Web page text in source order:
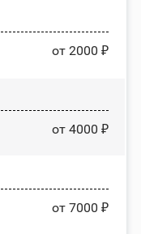
от 2000 ₽
от 4000 ₽
от 7000 ₽